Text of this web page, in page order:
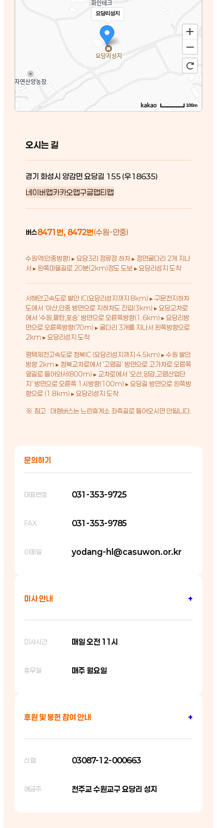
요당리성지
100m
오시는 길
경기 화성시 양감면 요당길 155 (우18635)
네이버맵카카오맵구글맵티맵
버스8471번, 8472번(수원-안중)
수원역(안중방향) ▸ 요당3리 정류장 하차 ▸ 정면굴다리 2개 지나
서 ▸ 왼쪽마을길로 20분(2km)정도 도보 ▸ 요당리성지 도착
서해안고속도로 발안 IC(요당리성지까지 8km) ▸ 구문천지하차
도에서 ‘아산,안중 방면으로 지하차도 진입(3km) ▸ 요당교차로
에서 ‘수원,팔탄,포승’ 방면으로 오른쪽방향(1.6km) ▸ 요당리방
면으로 오른쪽방향(70m) ▸ 굴다리 3개를 지나서 왼쪽방향으로
2km ▸ 요당리성지 도착
평택제천고속도로 청북IC (요당리성지까지 4.5km) ▸ 수원 발안
방향 2km ▸ 청북교차로에서 ‘고렴길’ 방면으로 고가차로 오른쪽
옆길로 들어와서(800m) ▸ 교차로에서 ‘오산,양감,고렴산업단
지’ 방면으로 오른쪽 1시방향(100m) ▸ 요당길 방면으로 왼쪽방
향으로 (1.8km) ▸ 요당리성지 도착
※ 참고 : 대형버스는 느린휴게소 좌측길로 들어오시면 안됩니다.
문의하기
대표번호 031-353-9725
FAX 031-353-9785
이메일 yodang-hl@casuwon.or.kr
미사 안내 +
미사시간 매일 오전 11시
휴무일 매주 월요일
후원 및 봉헌 참여 안내 +
신협 03087-12-000663
예금주 천주교 수원교구 요당리 성지